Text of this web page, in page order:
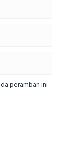
peramban ini